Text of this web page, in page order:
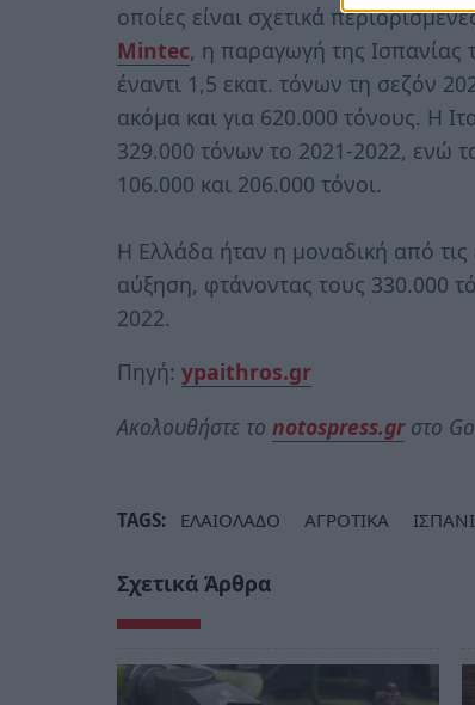
οποίες είναι σχετικά
Mintec, η παραγωγή της Ισπανίας
έναντι 1,5 εκατ. τόνων τη σεζόν
ακόμα και για 620.000 τόνους. Η
329.000 τόνων το 2021-2022, ενώ
106.000 και 206.000 τόνοι.
Η Ελλάδα ήταν η μοναδική από
αύξηση, φτάνοντας τους 330.000
2022.
Πηγή: ypaithros.gr
Ακολουθήστε το notospress.grστο
TAGS: ΕΛΑΙΟΛΑΔΟ ΑΓΡΟΤΙΚΑ
Σχετικά Άρθρα